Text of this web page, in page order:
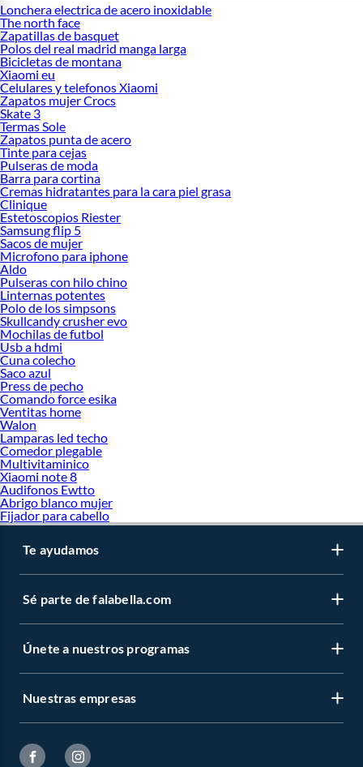
Lonchera electrica de acero inoxidable
The north face
Zapatillas de basquet
Polos del real madrid manga larga
Bicicletas de montana
Xiaomi eu
Celulares y telefonos Xiaomi
Zapatos mujer Crocs
Skate 3
Termas Sole
Zapatos punta de acero
Tinte para cejas
Pulseras de moda
Barra para cortina
Cremas hidratantes para la cara piel grasa
Clinique
Estetoscopios Riester
Samsung flip 5
Sacos de mujer
Microfono para iphone
Aldo
Pulseras con hilo chino
Linternas potentes
Polo de los simpsons
Skullcandy crusher evo
Mochilas de futbol
Usb a hdmi
Cuna colecho
Saco azul
Press de pecho
Comando force esika
Ventitas home
Walon
Lamparas led techo
Comedor plegable
Multivitaminico
Xiaomi note 8
Audifonos Ewtto
Abrigo blanco mujer
Fijador para cabello
Te ayudamos
Sé parte de falabella.com
Únete a nuestros programas
Nuestras empresas